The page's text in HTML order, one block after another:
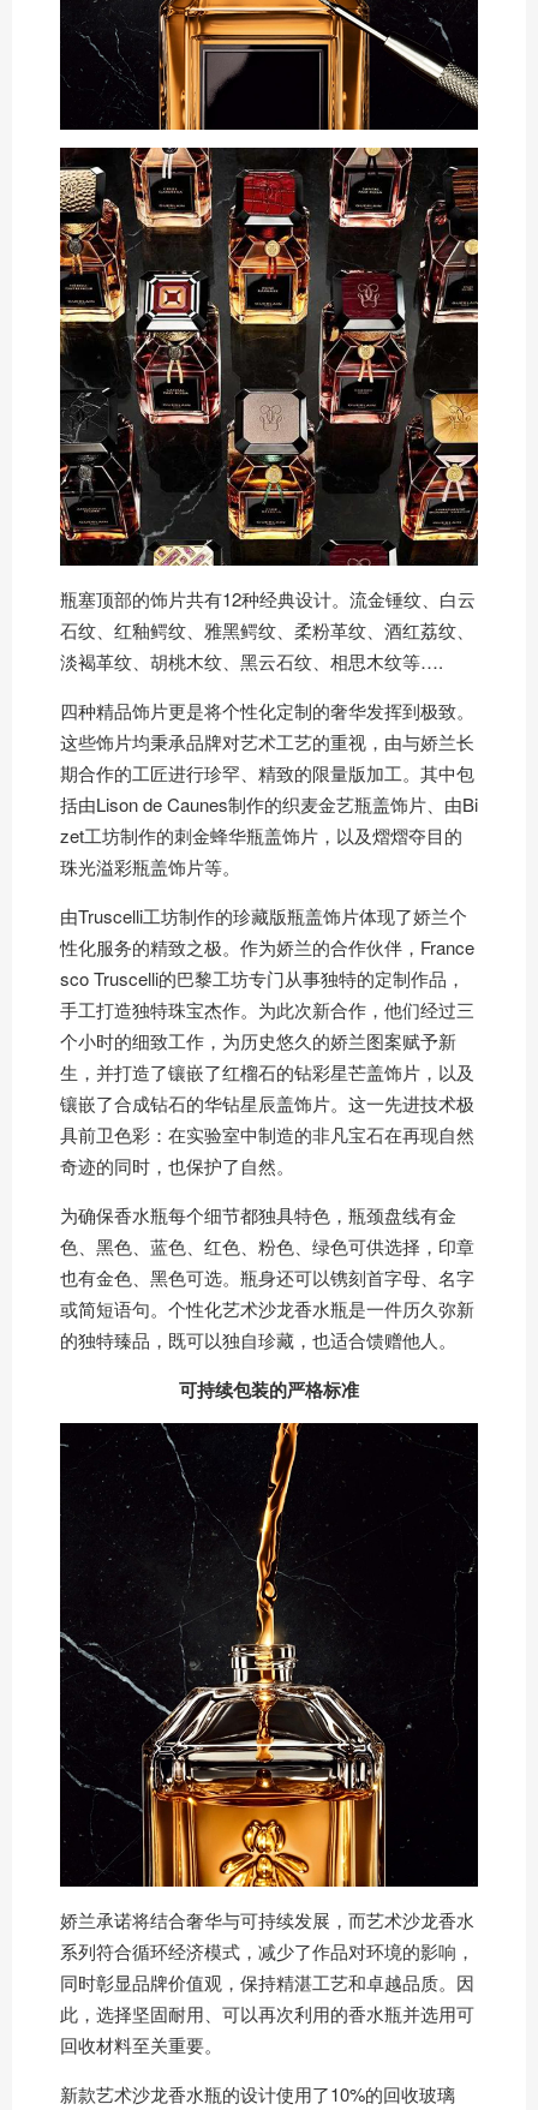
瓶塞顶部的饰片共有12种经典设计。流金锤纹、白云
石纹、红釉鳄纹、雅黑鳄纹、柔粉革纹、酒红荔纹、
淡褐革纹、胡桃木纹、黑云石纹、相思木纹等….
四种精品饰片更是将个性化定制的奢华发挥到极致。
这些饰片均秉承品牌对艺术工艺的重视，由与娇兰长
期合作的工匠进行珍罕、精致的限量版加工。其中包
括由Lison de Caunes制作的织麦金艺瓶盖饰片、由Bi
zet工坊制作的刺金蜂华瓶盖饰片，以及熠熠夺目的
珠光溢彩瓶盖饰片等。
由Truscelli工坊制作的珍藏版瓶盖饰片体现了娇兰个
性化服务的精致之极。作为娇兰的合作伙伴，France
sco Truscelli的巴黎工坊专门从事独特的定制作品，
手工打造独特珠宝杰作。为此次新合作，他们经过三
个小时的细致工作，为历史悠久的娇兰图案赋予新
生，并打造了镶嵌了红榴石的钻彩星芒盖饰片，以及
镶嵌了合成钻石的华钻星辰盖饰片。这一先进技术极
具前卫色彩：在实验室中制造的非凡宝石在再现自然
奇迹的同时，也保护了自然。
为确保香水瓶每个细节都独具特色，瓶颈盘线有金
色、黑色、蓝色、红色、粉色、绿色可供选择，印章
也有金色、黑色可选。瓶身还可以镌刻首字母、名字
或简短语句。个性化艺术沙龙香水瓶是一件历久弥新
的独特臻品，既可以独自珍藏，也适合馈赠他人。
可持续包装的严格标准
娇兰承诺将结合奢华与可持续发展，而艺术沙龙香水
系列符合循环经济模式，减少了作品对环境的影响，
同时彰显品牌价值观，保持精湛工艺和卓越品质。因
此，选择坚固耐用、可以再次利用的香水瓶并选用可
回收材料至关重要。
新款艺术沙龙香水瓶的设计使用了10%的回收玻璃